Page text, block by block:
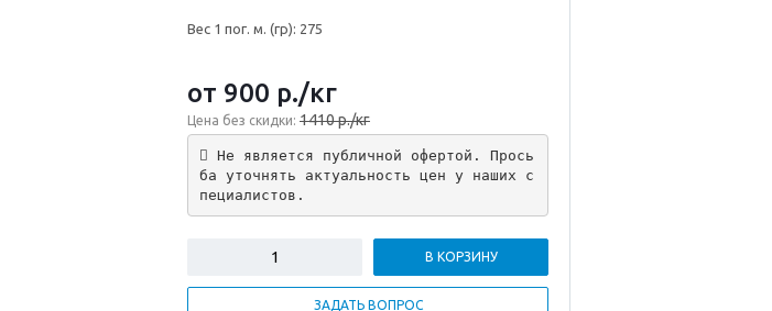
Вес 1 пог. м. (гр): 275
от 900 р./кг
Цена без скидки: 1410 р./кг
Не является публичной офертой. Прось
ба уточнять актуальность цен у наших с
пециалистов.
В КОРЗИНУ
ЗАДАТЬ ВОПРОС